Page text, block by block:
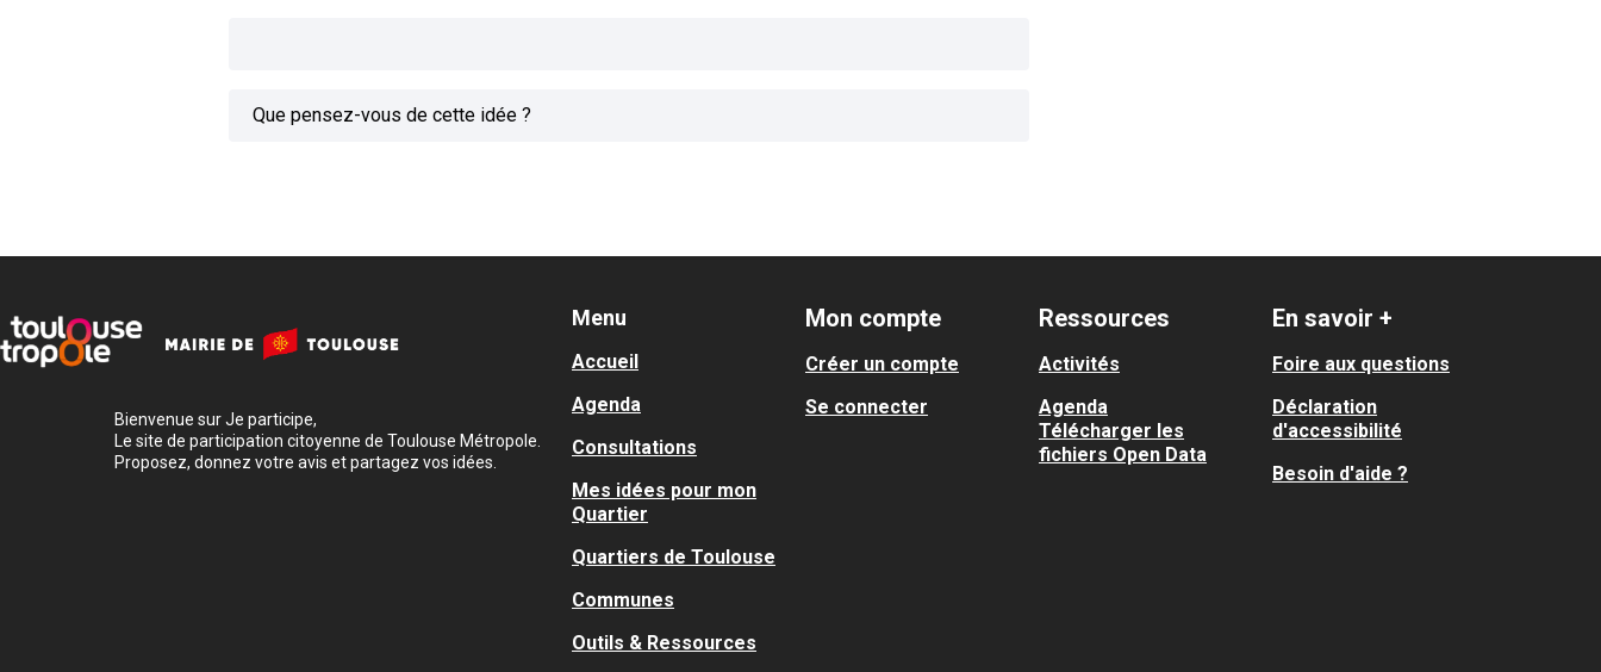
Que pensez-vous de cette idée ?
Bienvenue sur Je participe,
Le site de participation citoyenne de Toulouse Métropole.
Proposez, donnez votre avis et partagez vos idées.
Menu
Accueil
Agenda
Consultations
Mes idées pour mon
Quartier
Quartiers de Toulouse
Communes
Outils & Ressources
Mon compte
Créer un compte
Se connecter
Ressources
Activités
Agenda
Télécharger les
fichiers Open Data
En savoir +
Foire aux questions
Déclaration
d'accessibilité
Besoin d'aide ?